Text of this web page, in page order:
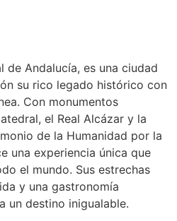
de Andalucía, es una ciudad
su rico legado histórico con
Con monumentos
el Real Alcázar y la
de la Humanidad por la
una experiencia única que
el mundo. Sus estrechas
y una gastronomía
un destino inigualable.